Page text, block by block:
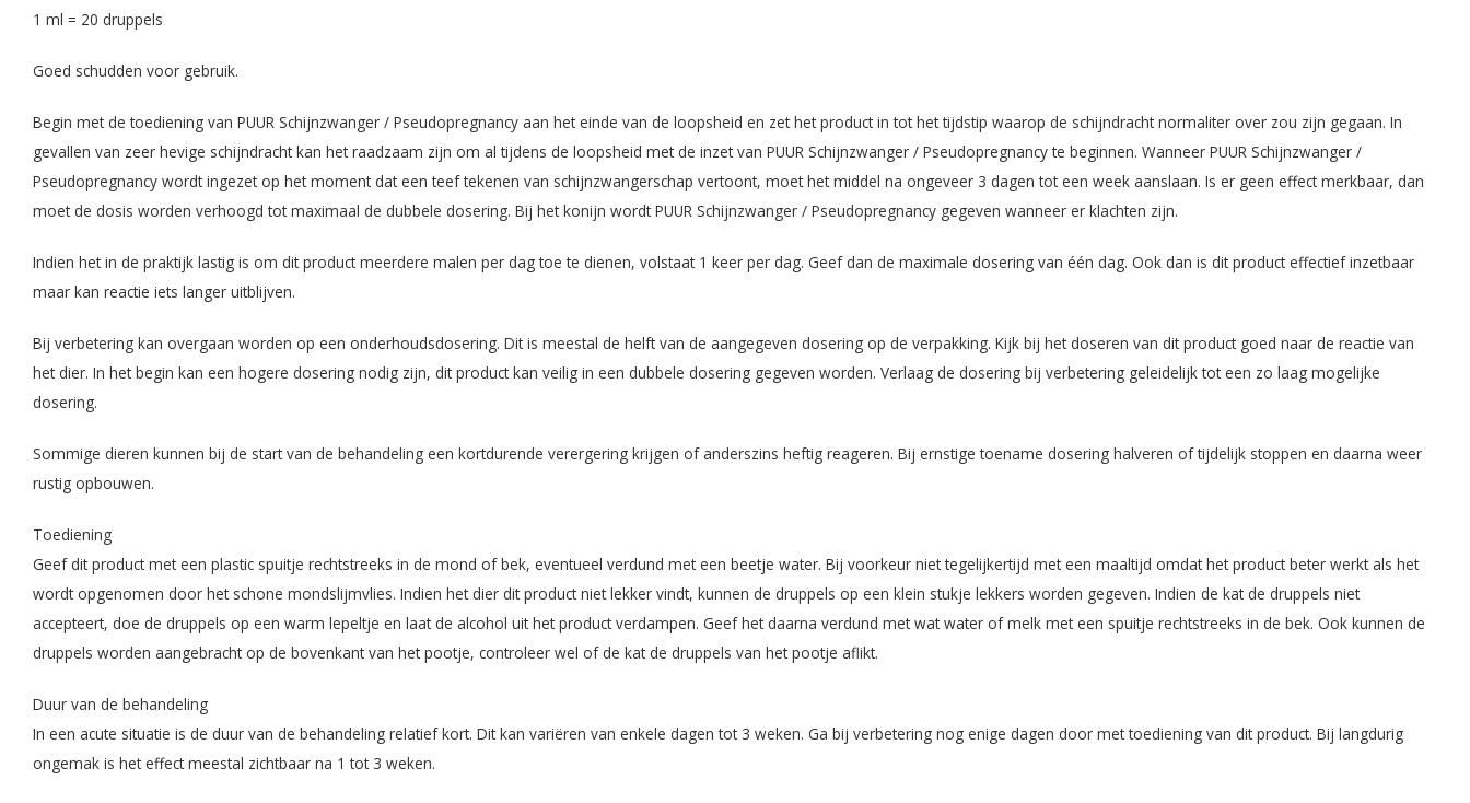
1 ml = 20 druppels
Goed schudden voor gebruik.
Begin met de toediening van PUUR Schijnzwanger / Pseudopregnancy aan het einde van de loopsheid en zet het product in tot het tijdstip waarop de schijndracht normaliter over zou zijn gegaan. In
gevallen van zeer hevige schijndracht kan het raadzaam zijn om al tijdens de loopsheid met de inzet van PUUR Schijnzwanger / Pseudopregnancy te beginnen. Wanneer PUUR Schijnzwanger /
Pseudopregnancy wordt ingezet op het moment dat een teef tekenen van schijnzwangerschap vertoont, moet het middel na ongeveer 3 dagen tot een week aanslaan. Is er geen effect merkbaar, dan
moet de dosis worden verhoogd tot maximaal de dubbele dosering. Bij het konijn wordt PUUR Schijnzwanger / Pseudopregnancy gegeven wanneer er klachten zijn.
Indien het in de praktijk lastig is om dit product meerdere malen per dag toe te dienen, volstaat 1 keer per dag. Geef dan de maximale dosering van één dag. Ook dan is dit product effectief inzetbaar
maar kan reactie iets langer uitblijven.
Bij verbetering kan overgaan worden op een onderhoudsdosering. Dit is meestal de helft van de aangegeven dosering op de verpakking. Kijk bij het doseren van dit product goed naar de reactie van
het dier. In het begin kan een hogere dosering nodig zijn, dit product kan veilig in een dubbele dosering gegeven worden. Verlaag de dosering bij verbetering geleidelijk tot een zo laag mogelijke
dosering.
Sommige dieren kunnen bij de start van de behandeling een kortdurende verergering krijgen of anderszins heftig reageren. Bij ernstige toename dosering halveren of tijdelijk stoppen en daarna weer
rustig opbouwen.
Toediening
Geef dit product met een plastic spuitje rechtstreeks in de mond of bek, eventueel verdund met een beetje water. Bij voorkeur niet tegelijkertijd met een maaltijd omdat het product beter werkt als het
wordt opgenomen door het schone mondslijmvlies. Indien het dier dit product niet lekker vindt, kunnen de druppels op een klein stukje lekkers worden gegeven. Indien de kat de druppels niet
accepteert, doe de druppels op een warm lepeltje en laat de alcohol uit het product verdampen. Geef het daarna verdund met wat water of melk met een spuitje rechtstreeks in de bek. Ook kunnen de
druppels worden aangebracht op de bovenkant van het pootje, controleer wel of de kat de druppels van het pootje aflikt.
Duur van de behandeling
In een acute situatie is de duur van de behandeling relatief kort. Dit kan variëren van enkele dagen tot 3 weken. Ga bij verbetering nog enige dagen door met toediening van dit product. Bij langdurig
ongemak is het effect meestal zichtbaar na 1 tot 3 weken.